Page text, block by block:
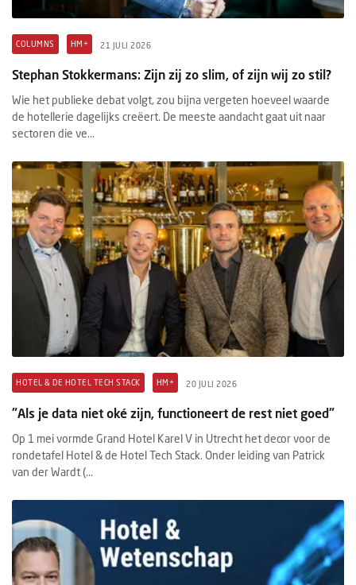
COLUMNS HM+ 21 JULI 2026
Stephan Stokkermans: Zijn zij zo slim, of zijn wij zo stil?
Wie het publieke debat volgt, zou bijna vergeten hoeveel waarde
de hotellerie dagelijks creëert. De meeste aandacht gaat uit naar
sectoren die ve...
HOTEL & DE HOTEL TECH STACK HM+ 20 JULI 2026
"Als je data niet oké zijn, functioneert de rest niet goed"
Op 1 mei vormde Grand Hotel Karel V in Utrecht het decor voor de
rondetafel Hotel & de Hotel Tech Stack. Onder leiding van Patrick
van der Wardt (...